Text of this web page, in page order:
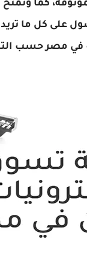
كما
على كل ما
مصر حسب